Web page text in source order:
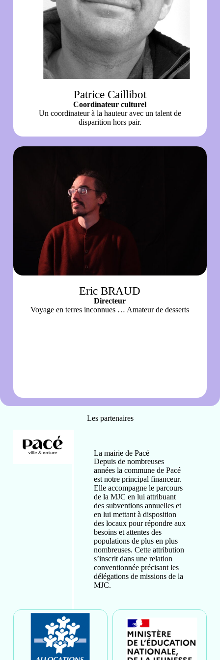
Patrice Caillibot
Coordinateur culturel
Un coordinateur à la hauteur avec un talent de
disparition hors pair.
Eric BRAUD
Directeur
Voyage en terres inconnues … Amateur de desserts
Les partenaires
La mairie de Pacé
Depuis de nombreuses
années la commune de Pacé
est notre principal financeur.
Elle accompagne le parcours
de la MJC en lui attribuant
des subventions annuelles et
en lui mettant à disposition
des locaux pour répondre aux
besoins et attentes des
populations de plus en plus
nombreuses. Cette attribution
s’inscrit dans une relation
conventionnée précisant les
délégations de missions de la
MJC.